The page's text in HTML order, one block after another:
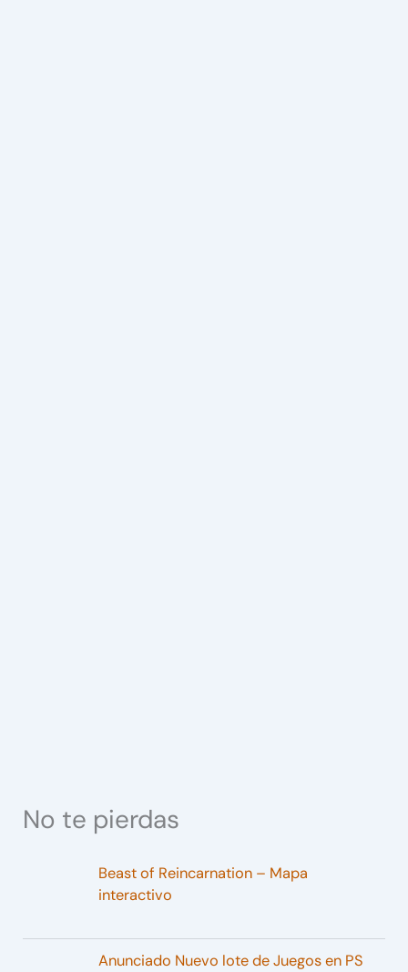
No te pierdas
Beast of Reincarnation – Mapa
interactivo
Anunciado Nuevo lote de Juegos en PS